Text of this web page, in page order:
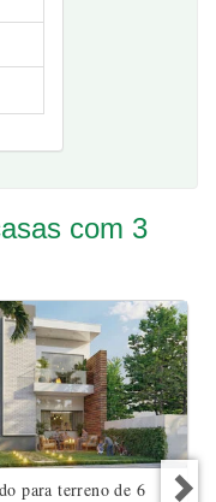
com 3
para terreno de 6